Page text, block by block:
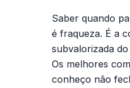
Saber quando
é fraqueza. É a
subvalorizada
Os melhores
conheço não